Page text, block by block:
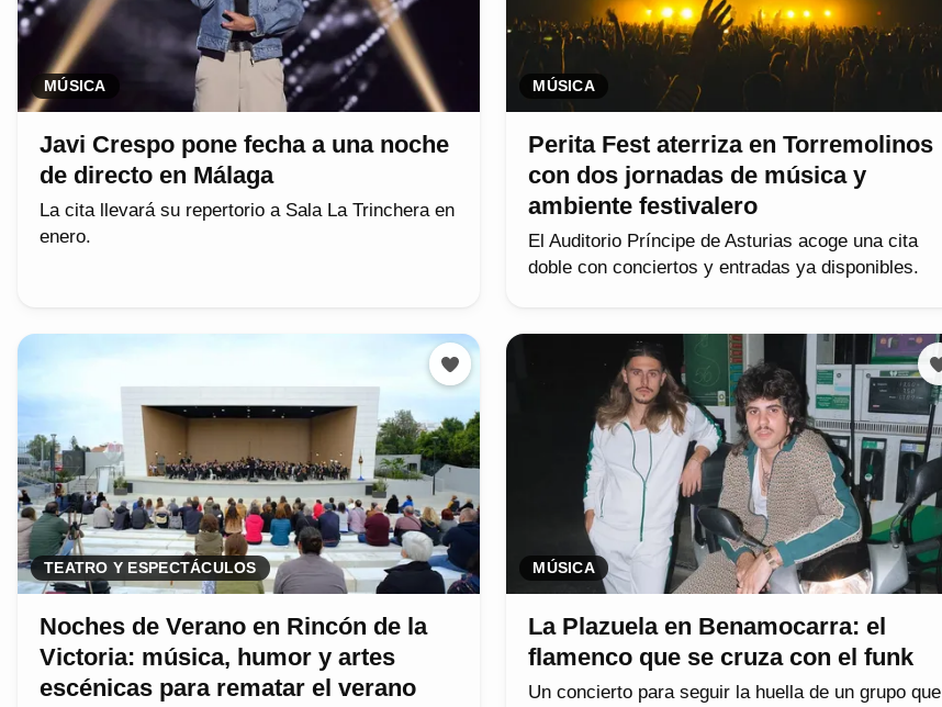
MÚSICA
Javi Crespo pone fecha a una noche
de directo en Málaga
La cita llevará su repertorio a Sala La Trinchera en
enero.
MÚSICA
Perita Fest aterriza en Torremolinos
con dos jornadas de música y
ambiente festivalero
El Auditorio Príncipe de Asturias acoge una cita
doble con conciertos y entradas ya disponibles.
TEATRO Y ESPECTÁCULOS
Noches de Verano en Rincón de la
Victoria: música, humor y artes
escénicas para rematar el verano
MÚSICA
La Plazuela en Benamocarra: el
flamenco que se cruza con el funk
Un concierto para seguir la huella de un grupo que